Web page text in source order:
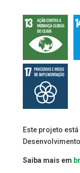
Este projeto
Saiba mais em